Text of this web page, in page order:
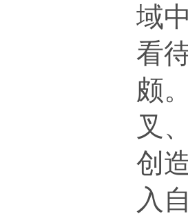
域
看
颇
叉
创
入